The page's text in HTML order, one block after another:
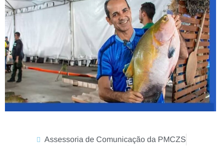
Assessoria de Comunicação da PMCZS